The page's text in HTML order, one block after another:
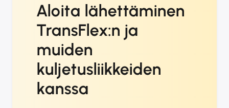
Aloita lähettäminen
TransFlex:n ja
muiden
kuljetusliikkeiden
kanssa